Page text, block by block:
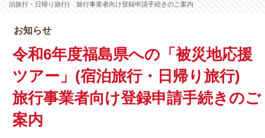
泊旅行・日帰り旅行) 旅行事業者向け登録申請手続きのご案内
令和6年度福島県への「被災地応援
ツアー」(宿泊旅行・日帰り旅行)
旅行事業者向け登録申請手続きのご
案内
お知らせ